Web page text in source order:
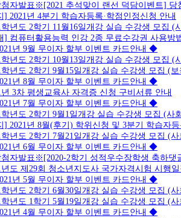
자발표※[2021 추석맞이 랜선 덕담이벤트] 당
] 2021년 4분기 학습자등록·학점인정신청 안내
학년도 2학기 11월16일개강 실습 수강생 모집 (
] 컴퓨터활용능력 인강 2종 무료수강권 사용방
년 9월 무이자 할부 이벤트 카드안내 ◆
학년도 2학기 10월13일개강 실습 수강생 모집 (
학년도 2학기 9월15일개강 실습 수강생 모집 (
년 8월 무이자 할부 이벤트 카드안내 ◆
년 3차 평생교육사 자격증 신청 구비서류 안내
년 7월 무이자 할부 이벤트 카드안내 ◆
학년도 2학기 9월1일개강 실습 수강생 모집 (사
] 2021년 8월(후기) 학위신청 및 3분기 학습자
학년도 2학기 7월21일개강 실습 수강생 모집 (
년 6월 무이자 할부 이벤트 카드안내 ◆
자발표※[2020-2학기 성적우수장학생 축하댓
년도 제29회 청소년지도사 국가자격시험 시행
년 5월 무이자 할부 이벤트 카드안내 ◆
학년도 2학기 6월30일개강 실습 수강생 모집 (
학년도 1학기 5월19일개강 실습 수강생 모집 (
년 4월 무이자 할부 이벤트 카드안내 ◆